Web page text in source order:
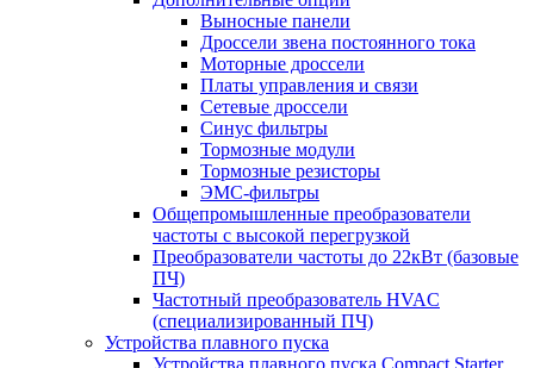
Выносные панели
Дроссели звена постоянного тока
Моторные дроссели
Платы управления и связи
Сетевые дроссели
Синус фильтры
Тормозные модули
Тормозные резисторы
ЭМС-фильтры
Общепромышленные преобразователи
частоты с высокой перегрузкой
Преобразователи частоты до 22кВт (базовые
ПЧ)
Частотный преобразователь HVAC
(специализированный ПЧ)
Устройства плавного пуска